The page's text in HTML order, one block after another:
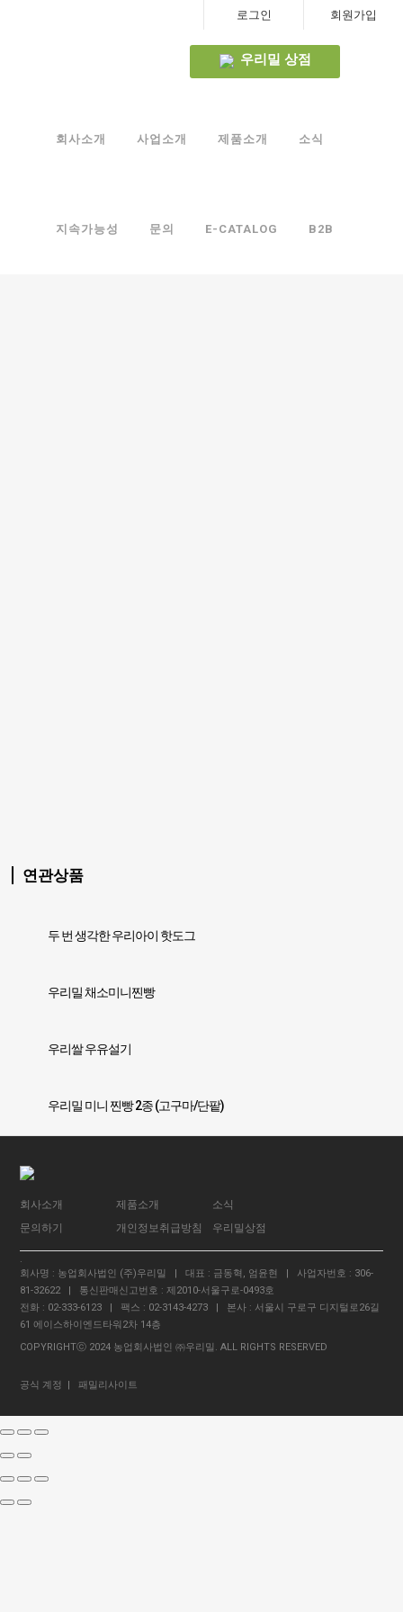
로그인 회원가입
우리밀 상점
회사소개 사업소개 제품소개 소식
지속가능성 문의 E-CATALOG B2B
비건인증까지 획득한 순수 감자의 맛,
구매하러가기 →
연관상품
두 번 생각한 우리아이 핫도그
우리밀 채소미니찐빵
우리쌀 우유설기
우리밀 미니 찐빵 2종 (고구마/단팥)
회사소개 제품소개
소식
문의하기
개인정보취급방침 우리밀상점
.
회사명 : 농업회사법인 (주)우리밀 | 대표 : 금동혁, 엄윤현 | 사업자번호 : 306-
81-32622 | 통신판매신고번호 : 제2010-서울구로-0493호
전화 : 02-333-6123 | 팩스 : 02-3143-4273 | 본사 : 서울시 구로구 디지털로26길
61 에이스하이엔드타워2차 14층
COPYRIGHTⓒ 2024 농업회사법인 ㈜우리밀. ALL RIGHTS RESERVED
공식 계정 | 패밀리사이트